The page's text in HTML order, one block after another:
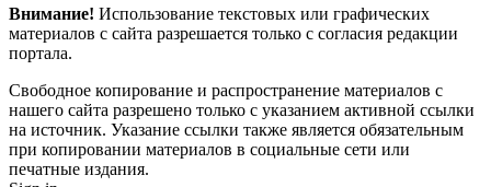
Внимание! Использование текстовых или графических
материалов с сайта разрешается только c согласия редакции
портала.
Свободное копирование и распространение материалов с
нашего сайта разрешено только с указанием активной ссылки
на источник. Указание ссылки также является обязательным
при копировании материалов в социальные сети или
печатные издания.